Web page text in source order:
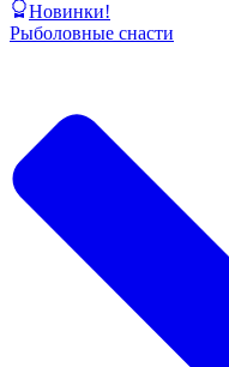
Новинки!
Рыболовные снасти